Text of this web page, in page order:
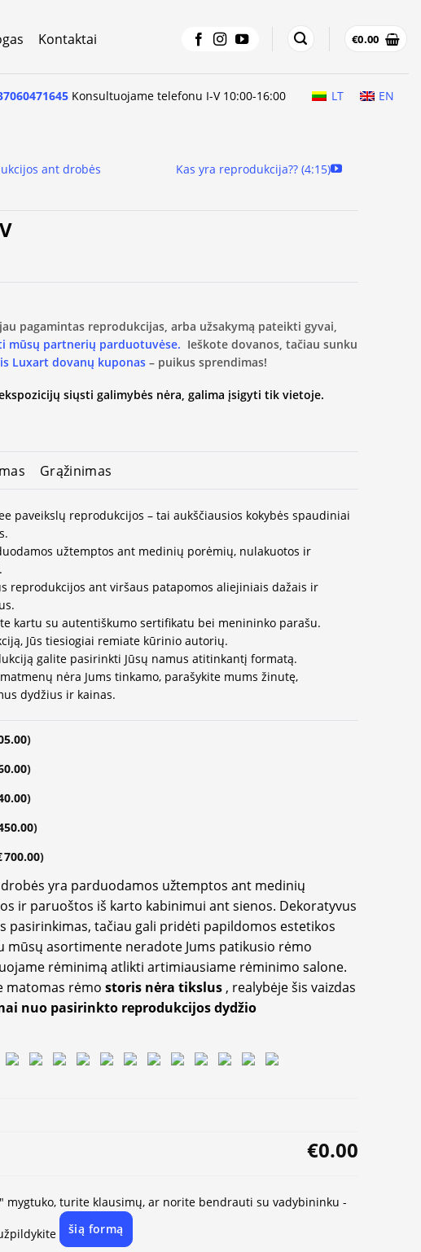
Kontaktai €0.00
Konsultuojame telefonu I-V 10:00-16:00 LT EN
ant drobės Kas yra reprodukcija?? (4:15)
pagamintas reprodukcijas, arba užsakymą pateikti gyvai,
mūsų partnerių parduotuvėse. Ieškote dovanos, tačiau sunku
Luxart dovanų kuponas – puikus sprendimas!
siųsti galimybės nėra, galima įsigyti tik vietoje.
Grąžinimas
paveikslų reprodukcijos – tai aukščiausios kokybės spaudiniai
užtemptos ant medinių porėmių, nulakuotos ir
reprodukcijos ant viršaus patapomos aliejiniais dažais ir
kartu su autentiškumo sertifikatu bei menininko parašu.
Jūs tiesiogiai remiate kūrinio autorių.
galite pasirinkti Jūsų namus atitinkantį formatą.
nėra Jums tinkamo, parašykite mums žinutę,
dydžius ir kainas.
)
)
)
)
700.00)
yra parduodamos užtemptos ant medinių
ir paruoštos iš karto kabinimui ant sienos. Dekoratyvus
pasirinkimas, tačiau gali pridėti papildomos estetikos
mūsų asortimente neradote Jums patikusio rėmo
rėminimą atlikti artimiausiame rėminimo salone.
matomas rėmo storis nėra tikslus , realybėje šis vaizdas
nuo pasirinkto reprodukcijos dydžio
€0.00
mygtuko, turite klausimų, ar norite bendrauti su vadybininku -
šią formą